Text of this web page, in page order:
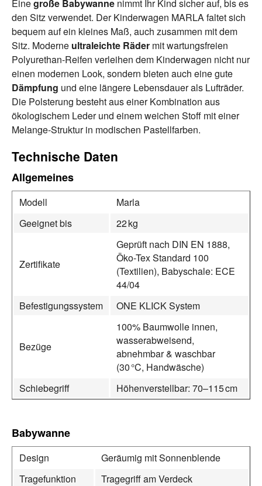
Einegroße Babywanne nimmt Ihr Kind sicher auf, bis es
den Sitz verwendet. Der Kinderwagen MARLA faltet sich
bequem auf ein kleines Maß, auch zusammen mit dem
Sitz. Moderne ultraleichte Räder mit wartungsfreien
Polyurethan-Reifen verleihen dem Kinderwagen nicht nur
einen modernen Look, sondern bieten auch eine gute
Dämpfung und eine längere Lebensdauer als Lufträder.
Die Polsterung besteht aus einer Kombination aus
ökologischem Leder und einem weichen Stoff mit einer
Melange-Struktur in modischen Pastellfarben.
Technische Daten
Allgemeines
Modell
Marla
Geeignet bis
22 kg
Zertifikate
Geprüft nach DIN EN 1888,
Öko-Tex Standard 100
(Textilien), Babyschale: ECE
44/04
Befestigungssystem
ONE KLICK System
Bezüge
100% Baumwolle innen,
wasserabweisend,
abnehmbar & waschbar
(30 °C, Handwäsche)
Schiebegriff
Höhenverstellbar: 70–115 cm
Babywanne
Design
Geräumig mit Sonnenblende
Tragefunktion
Tragegriff am Verdeck